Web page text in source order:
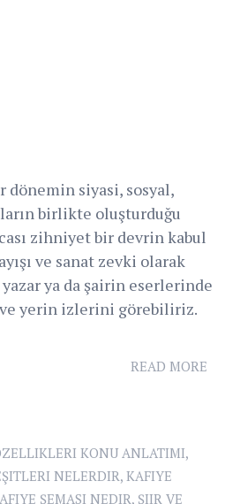
siyasi, sosyal,
birlikte oluşturduğu
zihniyet bir devrin kabul
ve sanat zevki olarak
ya da şairin eserlerinde
ve yerin izlerini görebiliriz.
READ MORE
KONU ANLATIMI,
NELERDIR, KAFIYE
ŞEMASI NEDIR, ŞIIR VE